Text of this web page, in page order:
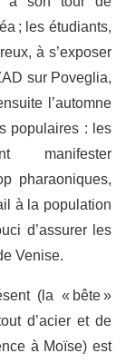
; les étudiants,
à s’exposer
sur Poveglia,
l’automne
populaires : les
manifester
pharaoniques,
à la population
d’assurer les
Venise.
(la « bête »
d’acier et de
à Moïse) est